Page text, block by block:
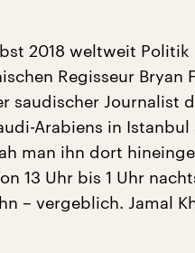
2018 weltweit Politik
Regisseur Bryan
saudischer Journalist
Arabiens in
man ihn dort
13 Uhr bis 1 Uhr
– vergeblich. Jamal